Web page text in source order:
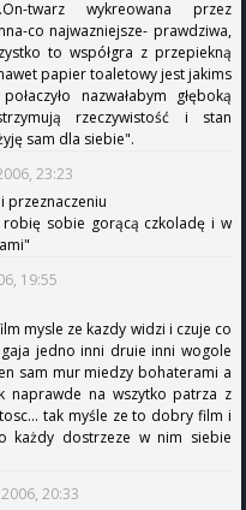
twarz wykreowana przez
co najwazniejsze- prawdziwa,
to współgra z przepiekną
papier toaletowy jest jakims
nazwałabym głęboką
rzeczywistość i stan
sam dla siebie".
23:23
przeznaczeniu
sobie gorącą czkoladę i w
19:55
mysle ze kazdy widzi i czuje co
jedno inni druie inni wogole
sam mur miedzy bohaterami a
naprawde na wszytko patrza z
tak myśle ze to dobry film i
każdy dostrzeze w nim siebie
20:33